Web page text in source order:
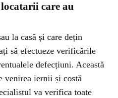
care au
la casă și care dețin
să efectueze verificările
defecțiuni. Această
venirea iernii și costă
va verifica toate